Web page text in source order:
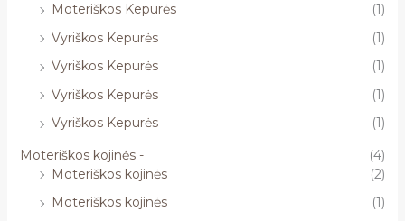
Moteriškos Kepurės
(1)
Vyriškos Kepurės
(1)
Vyriškos Kepurės
(1)
Vyriškos Kepurės
(1)
Vyriškos Kepurės
(1)
Moteriškos kojinės -
(4)
Moteriškos kojinės
(2)
Moteriškos kojinės
(1)